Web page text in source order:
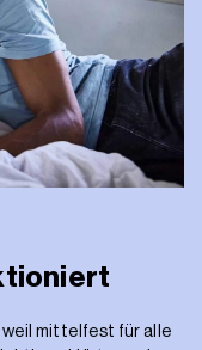
weil mittelfest für alle